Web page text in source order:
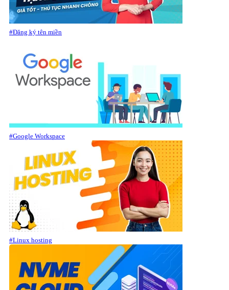
#Đăng ký tên miền
#Google Workspace
#Linux hosting